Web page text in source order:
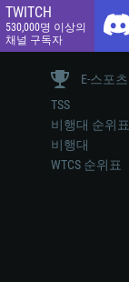
TWITCH
530,000명 이상의
채널 구독자
E-스포츠
TSS
비행대 순위표
비행대
WTCS 순위표